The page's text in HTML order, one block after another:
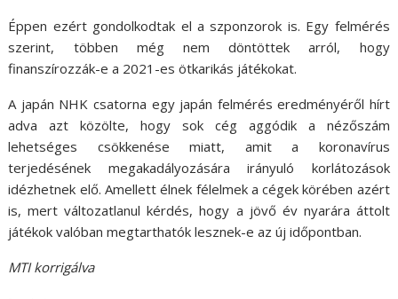
Éppen ezért gondolkodtak el a szponzorok is. Egy felmérés
szerint, többen még nem döntöttek arról, hogy
finanszírozzák-e a 2021-es ötkarikás játékokat.
A japán NHK csatorna egy japán felmérés eredményéről hírt
adva azt közölte, hogy sok cég aggódik a nézőszám
lehetséges csökkenése miatt, amit a koronavírus
terjedésének megakadályozására irányuló korlátozások
idézhetnek elő. Amellett élnek félelmek a cégek körében azért
is, mert változatlanul kérdés, hogy a jövő év nyarára áttolt
játékok valóban megtarthatók lesznek-e az új időpontban.
MTI korrigálva